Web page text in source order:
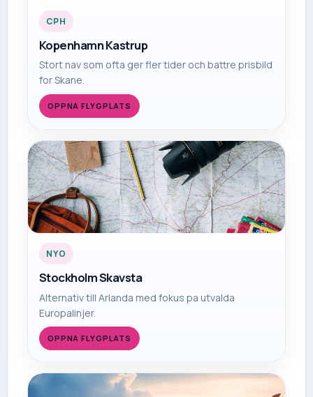
CPH
Kopenhamn Kastrup
Stort nav som ofta ger fler tider och battre prisbild
for Skane.
OPPNA FLYGPLATS
NYO
Stockholm Skavsta
Alternativ till Arlanda med fokus pa utvalda
Europalinjer.
OPPNA FLYGPLATS